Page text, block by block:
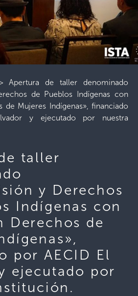
Apertura de taller denominado
de Pueblos Indígenas con
de Mujeres Indígenas», financiado
y ejecutado por nuestra
taller
y Derechos
Indígenas con
Derechos de
por AECID El
ejecutado por